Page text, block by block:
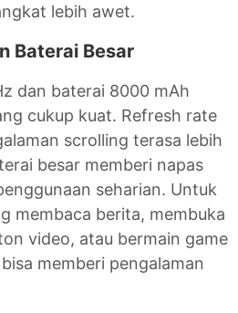
lebih awet.
Baterai Besar
dan baterai 8000 mAh
cukup kuat. Refresh rate
scrolling terasa lebih
besar memberi napas
seharian. Untuk
membaca berita, membuka
video, atau bermain game
memberi pengalaman